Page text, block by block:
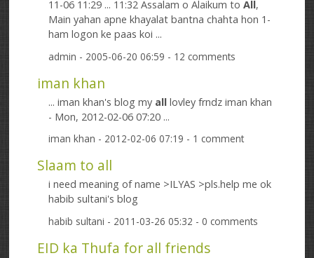
11-06 11:29 ... 11:32 Assalam o Alaikum toAll,
Main yahan apne khayalat bantna chahta hon 1-
ham logon ke paas koi ...
admin - 2005-06-20 06:59 - 12 comments
iman khan
... iman khan's blog my all lovley frndz iman khan
- Mon, 2012-02-06 07:20 ...
iman khan - 2012-02-06 07:19 - 1 comment
Slaam to all
i need meaning of name >ILYAS >pls.help me ok
habib sultani's blog
habib sultani - 2011-03-26 05:32 - 0 comments
EID ka Thufa for all friends